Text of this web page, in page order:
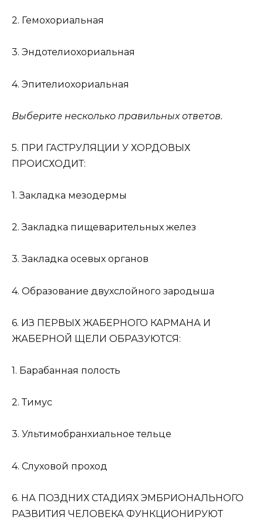
2. Гемохориальная
3. Эндотелиохориальная
4. Эпителиохориальная
Выберите несколько правильных ответов.
5. ПРИ ГАСТРУЛЯЦИИ У ХОРДОВЫХ
ПРОИСХОДИТ:
1. Закладка мезодермы
2. Закладка пищеварительных желез
3. Закладка осевых органов
4. Образование двухслойного зародыша
6. ИЗ ПЕРВЫХ ЖАБЕРНОГО КАРМАНА И
ЖАБЕРНОЙ ЩЕЛИ ОБРАЗУЮТСЯ:
1. Барабанная полость
2. Тимус
3. Ультимобранхиальное тельце
4. Слуховой проход
6. НА ПОЗДНИХ СТАДИЯХ ЭМБРИОНАЛЬНОГО
РАЗВИТИЯ ЧЕЛОВЕКА ФУНКЦИОНИРУЮТ